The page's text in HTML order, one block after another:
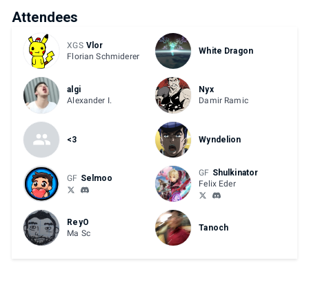
Attendees
XGS Vlor
Florian Schmiderer
White Dragon
algi
Alexander I.
Nyx
Damir Ramic
<3 Wyndelion
GF Selmoo
GF Shulkinator
Felix Eder
ReyO
Ma Sc
Tanoch